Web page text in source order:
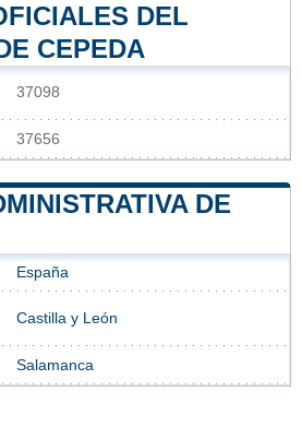
DEL
CEPEDA
37098
37656
DE
España
Castilla y León
Salamanca